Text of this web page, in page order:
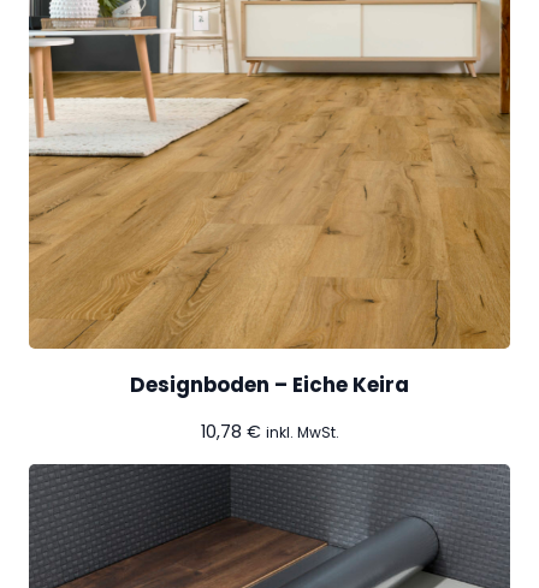
Designboden – Eiche Keira
10,78 € inkl. MwSt.